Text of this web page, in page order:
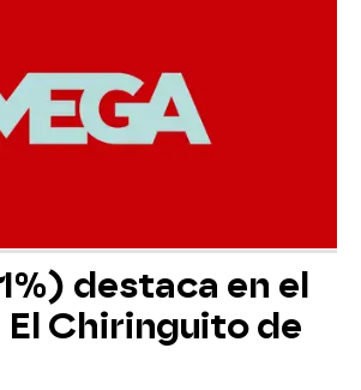
destaca en el
El Chiringuito de